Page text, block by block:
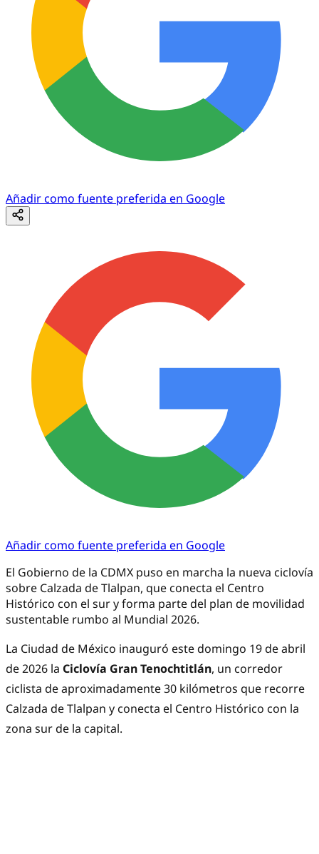
Añadir como fuente preferida en Google
Añadir como fuente preferida en Google
El Gobierno de la CDMX puso en marcha la nueva ciclovía
sobre Calzada de Tlalpan, que conecta el Centro
Histórico con el sur y forma parte del plan de movilidad
sustentable rumbo al Mundial 2026.
La Ciudad de México inauguró este domingo 19 de abril
de 2026 la Ciclovía Gran Tenochtitlán, un corredor
ciclista de aproximadamente 30 kilómetros que recorre
Calzada de Tlalpan y conecta el Centro Histórico con la
zona sur de la capital.